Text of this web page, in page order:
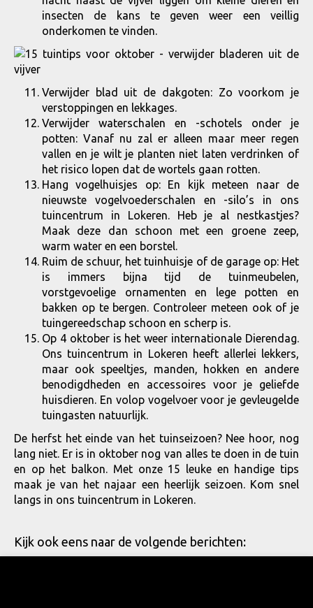
insecten de kans te geven weer een veillig
onderkomen te vinden.
Verwijder blad uit de dakgoten: Zo voorkom je
verstoppingen en lekkages.
Verwijder waterschalen en -schotels onder je
potten: Vanaf nu zal er alleen maar meer regen
vallen en je wilt je planten niet laten verdrinken of
het risico lopen dat de wortels gaan rotten.
Hang vogelhuisjes op: En kijk meteen naar de
nieuwste vogelvoederschalen en -silo’s in ons
tuincentrum in Lokeren. Heb je al nestkastjes?
Maak deze dan schoon met een groene zeep,
warm water en een borstel.
Ruim de schuur, het tuinhuisje of de garage op: Het
is immers bijna tijd de tuinmeubelen,
vorstgevoelige ornamenten en lege potten en
bakken op te bergen. Controleer meteen ook of je
tuingereedschap schoon en scherp is.
Op 4 oktober is het weer internationale Dierendag.
Ons tuincentrum in Lokeren heeft allerlei lekkers,
maar ook speeltjes, manden, hokken en andere
benodigdheden en accessoires voor je geliefde
huisdieren. En volop vogelvoer voor je gevleugelde
tuingasten natuurlijk.
De herfst het einde van het tuinseizoen? Nee hoor, nog
lang niet. Er is in oktober nog van alles te doen in de tuin
en op het balkon. Met onze 15 leuke en handige tips
maak je van het najaar een heerlijk seizoen. Kom snel
langs in ons tuincentrum in Lokeren.
Kijk ook eens naar de volgende berichten: